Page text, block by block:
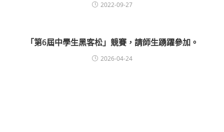
2022-09-27
「第6屆中學生黑客松」競賽，請師生踴躍參加。
2026-04-24